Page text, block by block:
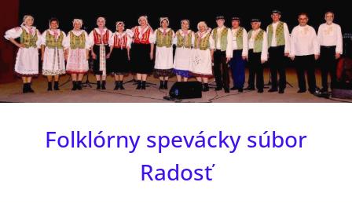
to
content
Folklórny spevácky súbor
Radosť